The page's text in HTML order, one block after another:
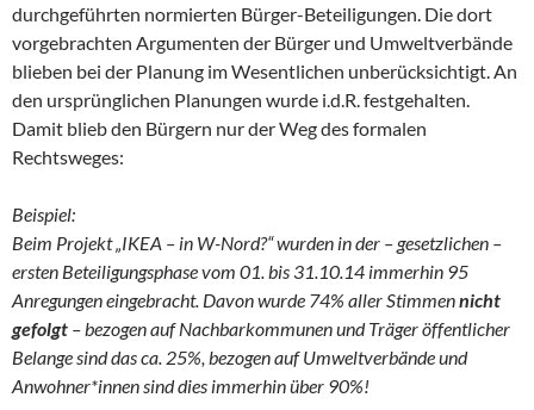
durchgeführten normierten Bürger-Beteiligungen. Die dort
vorgebrachten Argumenten der Bürger und Umweltverbände
blieben bei der Planung im Wesentlichen unberücksichtigt. An
den ursprünglichen Planungen wurde i.d.R. festgehalten.
Damit blieb den Bürgern nur der Weg des formalen
Rechtsweges:
Beispiel:
Beim Projekt „IKEA – in W-Nord?“ wurden in der – gesetzlichen –
ersten Beteiligungsphase vom 01. bis 31.10.14 immerhin 95
Anregungen eingebracht. Davon wurde 74% aller Stimmennicht
gefolgt – bezogen auf Nachbarkommunen und Träger öffentlicher
Belange sind das ca. 25%, bezogen auf Umweltverbände und
Anwohner*innen sind dies immerhin über 90%!